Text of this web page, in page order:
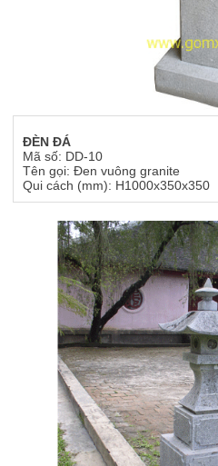
ĐÈN ĐÁ
Mã số: DD-10
Tên gọi: Đen vuông granite
Qui cách (mm): H1000x350x350